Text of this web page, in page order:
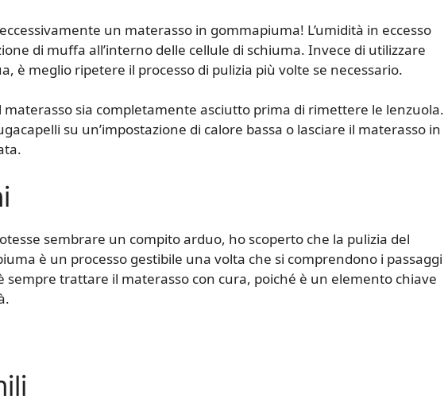
un materasso in gommapiuma! L’umidità in eccesso
di muffa all’interno delle cellule di schiuma. Invece di utilizzare
è meglio ripetere il processo di pulizia più volte se necessario.
sia completamente asciutto prima di rimettere le lenzuola.
su un’impostazione di calore bassa o lasciare il materasso in
sembrare un compito arduo, ho scoperto che la pulizia del
è un processo gestibile una volta che si comprendono i passaggi
sempre trattare il materasso con cura, poiché è un elemento chiave